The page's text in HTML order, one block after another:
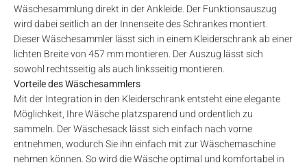
Wäschesammlung direkt in der Ankleide. Der Funktionsauszug
wird dabei seitlich an der Innenseite des Schrankes montiert.
Dieser Wäschesammler lässt sich in einem Kleiderschrank ab einer
lichten Breite von 457 mm montieren. Der Auszug lässt sich
sowohl rechtsseitig als auch linksseitig montieren.
Vorteile des Wäschesammlers
Mit der Integration in den Kleiderschrank entsteht eine elegante
Möglichkeit, Ihre Wäsche platzsparend und ordentlich zu
sammeln. Der Wäschesack lässt sich einfach nach vorne
entnehmen, wodurch Sie ihn einfach mit zur Wäschemaschine
nehmen können. So wird die Wäsche optimal und komfortabel in